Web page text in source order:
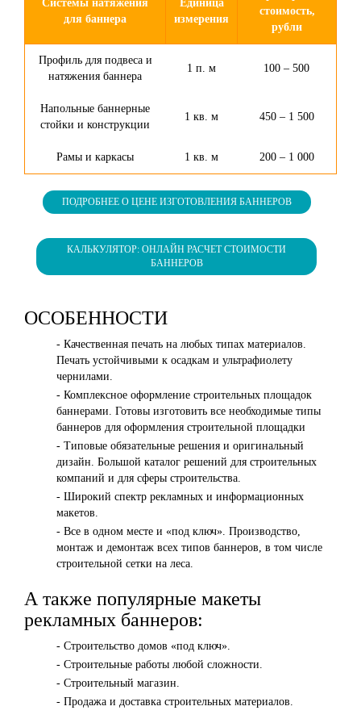
Системы натяжения
для баннера
Единица
измерения
стоимость,
рубли
Профиль для подвеса и
натяжения баннера
1 п. м 100 – 500
Напольные баннерные
стойки и конструкции
1 кв. м 450 – 1 500
Рамы и каркасы 1 кв. м 200 – 1 000
ПОДРОБНЕЕ О ЦЕНЕ ИЗГОТОВЛЕНИЯ БАННЕРОВ
КАЛЬКУЛЯТОР: ОНЛАЙН РАСЧЕТ СТОИМОСТИ
БАННЕРОВ
ОСОБЕННОСТИ
- Качественная печать на любых типах материалов.
Печать устойчивыми к осадкам и ультрафиолету
чернилами.
- Комплексное оформление строительных площадок
баннерами. Готовы изготовить все необходимые типы
баннеров для оформления строительной площадки
- Типовые обязательные решения и оригинальный
дизайн. Большой каталог решений для строительных
компаний и для сферы строительства.
- Широкий спектр рекламных и информационных
макетов.
- Все в одном месте и «под ключ». Производство,
монтаж и демонтаж всех типов баннеров, в том числе
строительной сетки на леса.
А также популярные макеты
рекламных баннеров:
- Строительство домов «под ключ».
- Строительные работы любой сложности.
- Строительный магазин.
- Продажа и доставка строительных материалов.